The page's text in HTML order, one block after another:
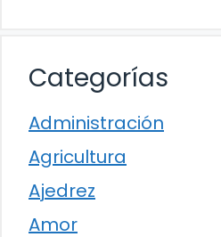
Categorías
Administración
Agricultura
Ajedrez
Amor